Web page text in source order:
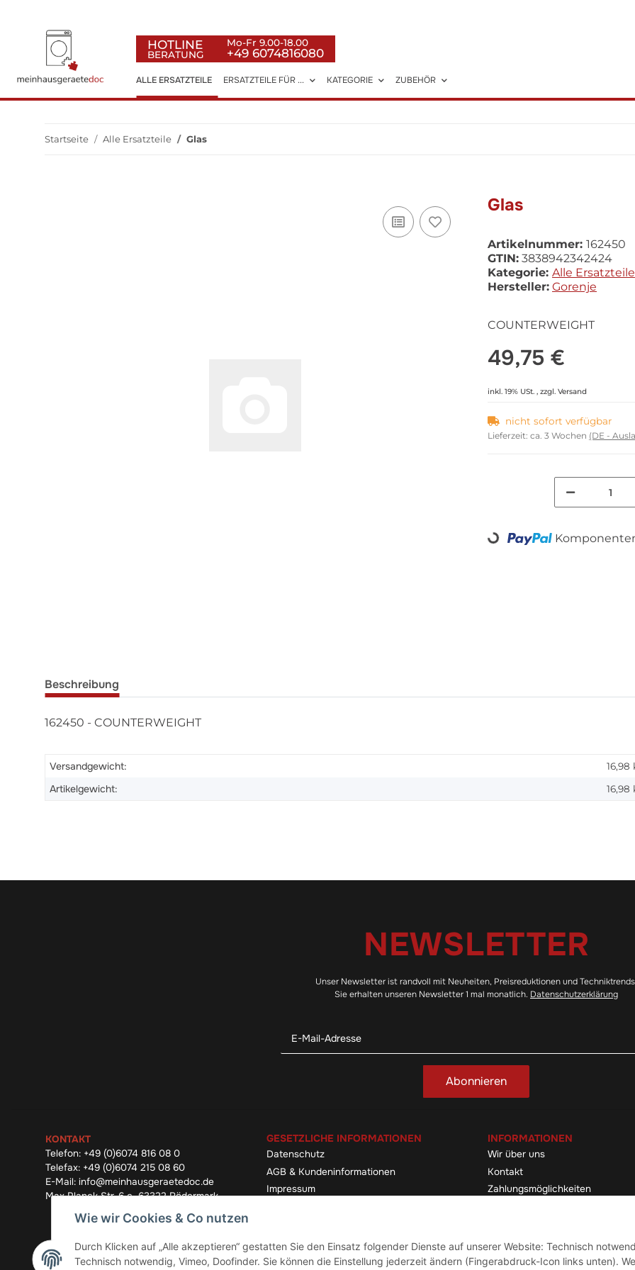
HOTLINE
BERATUNG
Mo-Fr 9.00-18.00
+49 6074816080
ALLE ERSATZTEILE ERSATZTEILE FÜR ... KATEGORIE ZUBEHÖR
Startseite Alle Ersatzteile Glas
Glas
Artikelnummer: 162450
GTIN: 3838942342424
Kategorie: Alle Ersatzteile
Hersteller: Gorenje
COUNTERWEIGHT
49,75 €
inkl. 19% USt. , zzgl. Versand
nicht sofort verfügbar
Lieferzeit: ca. 3 Wochen (DE -
Loading...
Beschreibung
162450 - COUNTERWEIGHT
Versandgewicht: 16,98
Artikelgewicht: 16,98
NEWSLETTER
Unser Newsletter ist randvoll mit Neuheiten, Preisreduktionen und
Sie erhalten unseren Newsletter 1 mal monatlich. Datenschutzerklärung
Abonnieren
KONTAKT
Telefon: +49 (0)6074 816 08 0
Telefax: +49 (0)6074 215 08 60
E-Mail: info@meinhausgeraetedoc.de
Max Planck Str. 6 c, 63322 Rödermark
GESETZLICHE INFORMATIONEN
Datenschutz
AGB & Kundeninformationen
Impressum
INFORMATIONEN
Wir über uns
Kontakt
Zahlungsmöglichkeiten
Vertrag widerrufen
Wie wir Cookies & Co nutzen
Durch Klicken auf „Alle akzeptieren“ gestatten Sie den Einsatz folgender Dienste auf unserer Website: Technisch
Technisch notwendig, Vimeo, Doofinder. Sie können die Einstellung jederzeit ändern (Fingerabdruck-Icon links unten).